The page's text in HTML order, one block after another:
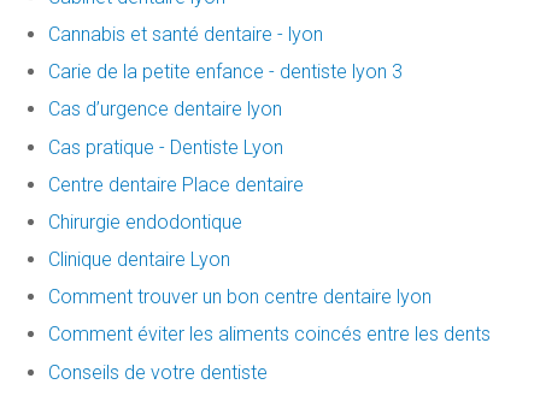
Cannabis et santé dentaire - lyon
Carie de la petite enfance - dentiste lyon 3
Cas d’urgence dentaire lyon
Cas pratique - Dentiste Lyon
Centre dentaire Place dentaire
Chirurgie endodontique
Clinique dentaire Lyon
Comment trouver un bon centre dentaire lyon
Comment éviter les aliments coincés entre les dents
Conseils de votre dentiste